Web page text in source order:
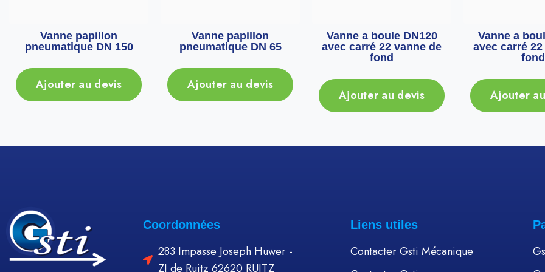
Vanne papillon
pneumatique DN 150
Ajouter au devis
Vanne papillon
pneumatique DN 65
Ajouter au devis
Vanne a boule DN120
avec carré 22 vanne de
fond
Ajouter au devis
Vanne a
avec carré
fond
Ajouter
Coordonnées
283 Impasse Joseph Huwer -
ZI de Ruitz 62620 RUITZ
Liens utiles
Contacter Gsti Mécanique